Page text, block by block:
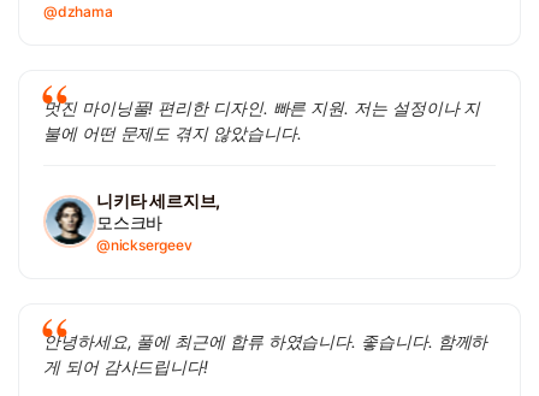
@dzhama
멋진 마이닝풀! 편리한 디자인. 빠른 지원. 저는 설정이나 지
불에 어떤 문제도 겪지 않았습니다.
니키타 세르지브,
모스크바
@nicksergeev
안녕하세요, 풀에 최근에 합류 하였습니다. 좋습니다. 함께하
게 되어 감사드립니다!